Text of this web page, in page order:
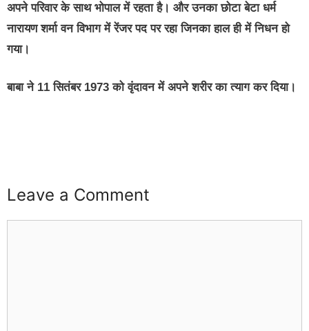
अपने परिवार के साथ भोपाल में रहता है। और उनका छोटा बेटा धर्म
नारायण शर्मा वन विभाग में रेंजर पद पर रहा जिनका हाल ही में निधन हो
गया।
बाबा ने 11 सितंबर 1973 को वृंदावन में अपने शरीर का त्याग कर दिया।
Leave a Comment